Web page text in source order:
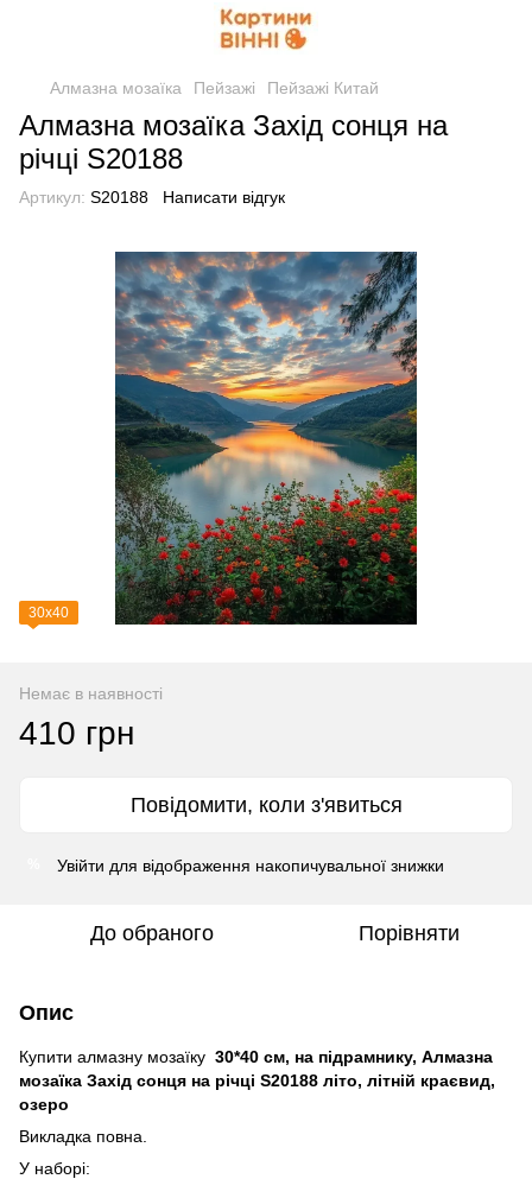
Алмазна мозаїка Пейзажі Пейзажі Китай
Алмазна мозаїка Захід сонця на
річці S20188
Артикул: S20188 Написати відгук
30х40
Немає в наявності
410 грн
Повідомити, коли з'явиться
Увійти для відображення накопичувальної знижки
До обраного Порівняти
Опис
Купити алмазну мозаїку 30*40 см, на підрамнику, Алмазна
мозаїка Захід сонця на річці S20188 літо, літній краєвид,
озеро
Викладка повна.
У наборі: